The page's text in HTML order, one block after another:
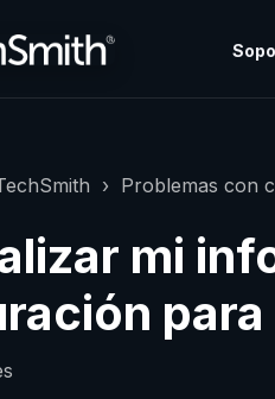
Problemas con
mi